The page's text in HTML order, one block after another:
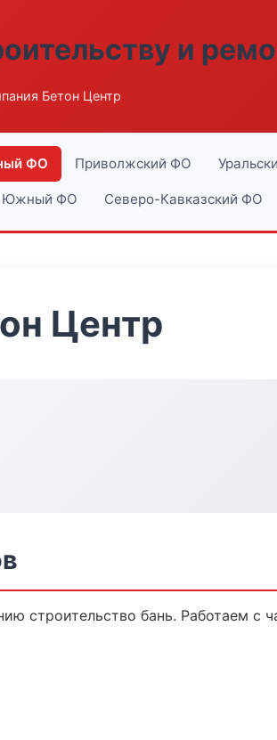
и
Бетон Центр
ФО Приволжский ФО
Южный ФО Северо-Кавказский ФО
Центр
строительство бань. Работаем